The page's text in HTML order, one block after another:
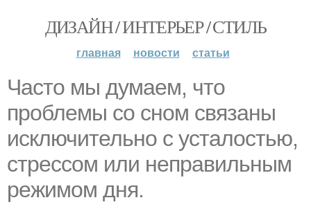
ДИЗАЙН / ИНТЕРЬЕР / СТИЛЬ
главная новости статьи
Часто мы думаем, что
проблемы со сном связаны
исключительно с усталостью,
стрессом или неправильным
режимом дня.